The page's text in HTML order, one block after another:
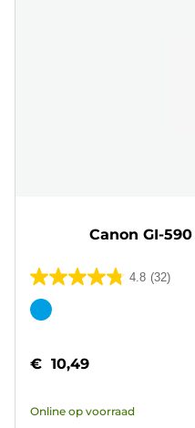
Canon GI-
4.8 (32)
4.8
van
sterren.
beoordelingen
Kleurencartridge
€ 10,49
Online op voorraad